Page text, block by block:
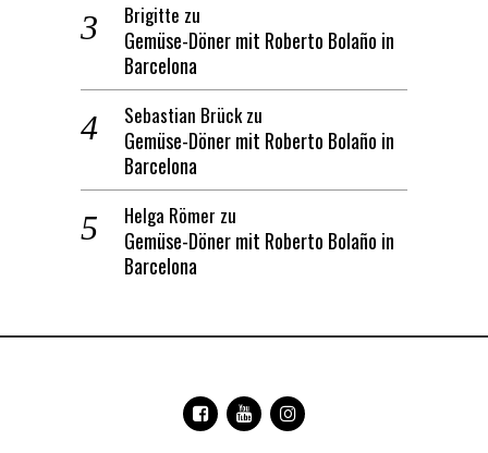
Brigitte zu
Gemüse-Döner mit Roberto Bolaño in
Barcelona
Sebastian Brückzu
Gemüse-Döner mit Roberto Bolaño in
Barcelona
Helga Römer zu
Gemüse-Döner mit Roberto Bolaño in
Barcelona